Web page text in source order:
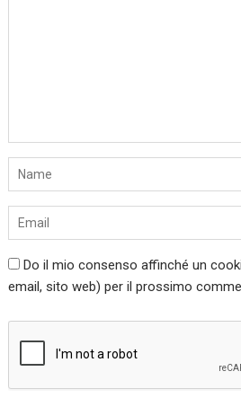
Do il mio consenso affinché un
email, sito web) per il prossimo